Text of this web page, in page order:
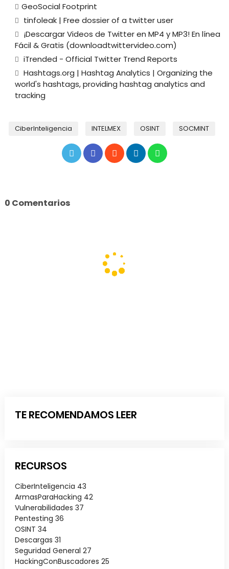
GeoSocial Footprint
tinfoleak | Free dossier of a twitter user
¡Descargar Videos de Twitter en MP4 y MP3! En línea
Fácil & Gratis (downloadtwittervideo.com)
iTrended - Official Twitter Trend Reports
Hashtags.org | Hashtag Analytics | Organizing the
world's hashtags, providing hashtag analytics and
tracking
CiberInteligencia INTELMEX OSINT SOCMINT
0 Comentarios
TE RECOMENDAMOS LEER
RECURSOS
CiberInteligencia 43
ArmasParaHacking 42
Vulnerabilidades 37
Pentesting 36
OSINT 34
Descargas 31
Seguridad General 27
HackingConBuscadores 25